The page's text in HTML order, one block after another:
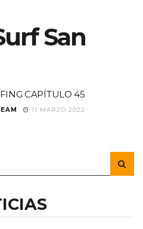
San
CAPÍTULO 45
11 MARZO 2022